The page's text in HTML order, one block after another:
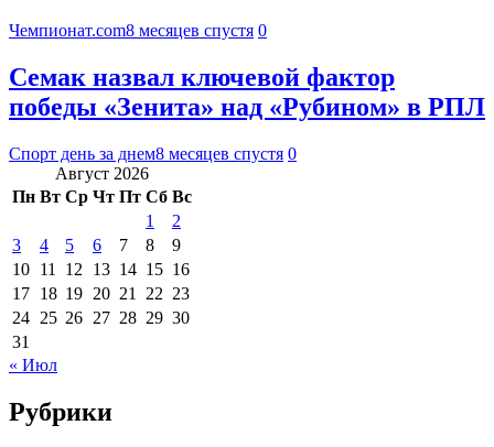
Чемпионат.com8 месяцев спустя 0
Семак назвал ключевой фактор
победы «Зенита» над «Рубином» в РПЛ
Спорт день за днем8 месяцев спустя 0
Август 2026
Пн Вт Ср Чт Пт Сб Вс
1
2
3
4 5 6 7 8
9
10 11 12 13 14 15 16
17 18 19 20 21 22 23
24 25 26 27 28 29 30
31
« Июл
Рубрики